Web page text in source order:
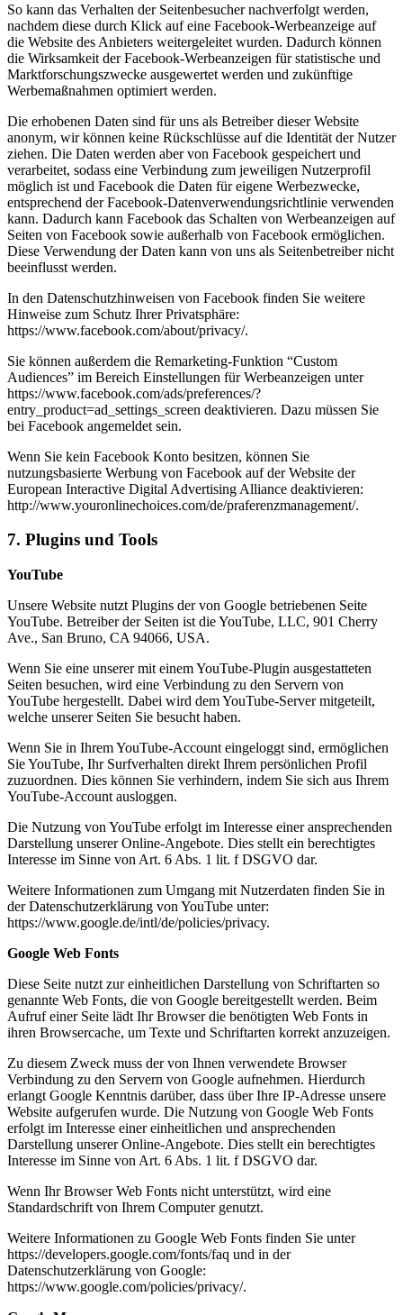
So kann das Verhalten der Seitenbesucher nachverfolgt werden,
nachdem diese durch Klick auf eine Facebook-Werbeanzeige auf
die Website des Anbieters weitergeleitet wurden. Dadurch können
die Wirksamkeit der Facebook-Werbeanzeigen für statistische und
Marktforschungszwecke ausgewertet werden und zukünftige
Werbemaßnahmen optimiert werden.
Die erhobenen Daten sind für uns als Betreiber dieser Website
anonym, wir können keine Rückschlüsse auf die Identität der Nutzer
ziehen. Die Daten werden aber von Facebook gespeichert und
verarbeitet, sodass eine Verbindung zum jeweiligen Nutzerprofil
möglich ist und Facebook die Daten für eigene Werbezwecke,
entsprechend der Facebook-Datenverwendungsrichtlinie verwenden
kann. Dadurch kann Facebook das Schalten von Werbeanzeigen auf
Seiten von Facebook sowie außerhalb von Facebook ermöglichen.
Diese Verwendung der Daten kann von uns als Seitenbetreiber nicht
beeinflusst werden.
In den Datenschutzhinweisen von Facebook finden Sie weitere
Hinweise zum Schutz Ihrer Privatsphäre:
https://www.facebook.com/about/privacy/.
Sie können außerdem die Remarketing-Funktion “Custom
Audiences” im Bereich Einstellungen für Werbeanzeigen unter
https://www.facebook.com/ads/preferences/?
entry_product=ad_settings_screen deaktivieren. Dazu müssen Sie
bei Facebook angemeldet sein.
Wenn Sie kein Facebook Konto besitzen, können Sie
nutzungsbasierte Werbung von Facebook auf der Website der
European Interactive Digital Advertising Alliance deaktivieren:
http://www.youronlinechoices.com/de/praferenzmanagement/.
7. Plugins und Tools
YouTube
Unsere Website nutzt Plugins der von Google betriebenen Seite
YouTube. Betreiber der Seiten ist die YouTube, LLC, 901 Cherry
Ave., San Bruno, CA 94066, USA.
Wenn Sie eine unserer mit einem YouTube-Plugin ausgestatteten
Seiten besuchen, wird eine Verbindung zu den Servern von
YouTube hergestellt. Dabei wird dem YouTube-Server mitgeteilt,
welche unserer Seiten Sie besucht haben.
Wenn Sie in Ihrem YouTube-Account eingeloggt sind, ermöglichen
Sie YouTube, Ihr Surfverhalten direkt Ihrem persönlichen Profil
zuzuordnen. Dies können Sie verhindern, indem Sie sich aus Ihrem
YouTube-Account ausloggen.
Die Nutzung von YouTube erfolgt im Interesse einer ansprechenden
Darstellung unserer Online-Angebote. Dies stellt ein berechtigtes
Interesse im Sinne von Art. 6 Abs. 1 lit. f DSGVO dar.
Weitere Informationen zum Umgang mit Nutzerdaten finden Sie in
der Datenschutzerklärung von YouTube unter:
https://www.google.de/intl/de/policies/privacy.
Google Web Fonts
Diese Seite nutzt zur einheitlichen Darstellung von Schriftarten so
genannte Web Fonts, die von Google bereitgestellt werden. Beim
Aufruf einer Seite lädt Ihr Browser die benötigten Web Fonts in
ihren Browsercache, um Texte und Schriftarten korrekt anzuzeigen.
Zu diesem Zweck muss der von Ihnen verwendete Browser
Verbindung zu den Servern von Google aufnehmen. Hierdurch
erlangt Google Kenntnis darüber, dass über Ihre IP-Adresse unsere
Website aufgerufen wurde. Die Nutzung von Google Web Fonts
erfolgt im Interesse einer einheitlichen und ansprechenden
Darstellung unserer Online-Angebote. Dies stellt ein berechtigtes
Interesse im Sinne von Art. 6 Abs. 1 lit. f DSGVO dar.
Wenn Ihr Browser Web Fonts nicht unterstützt, wird eine
Standardschrift von Ihrem Computer genutzt.
Weitere Informationen zu Google Web Fonts finden Sie unter
https://developers.google.com/fonts/faq und in der
Datenschutzerklärung von Google:
https://www.google.com/policies/privacy/.